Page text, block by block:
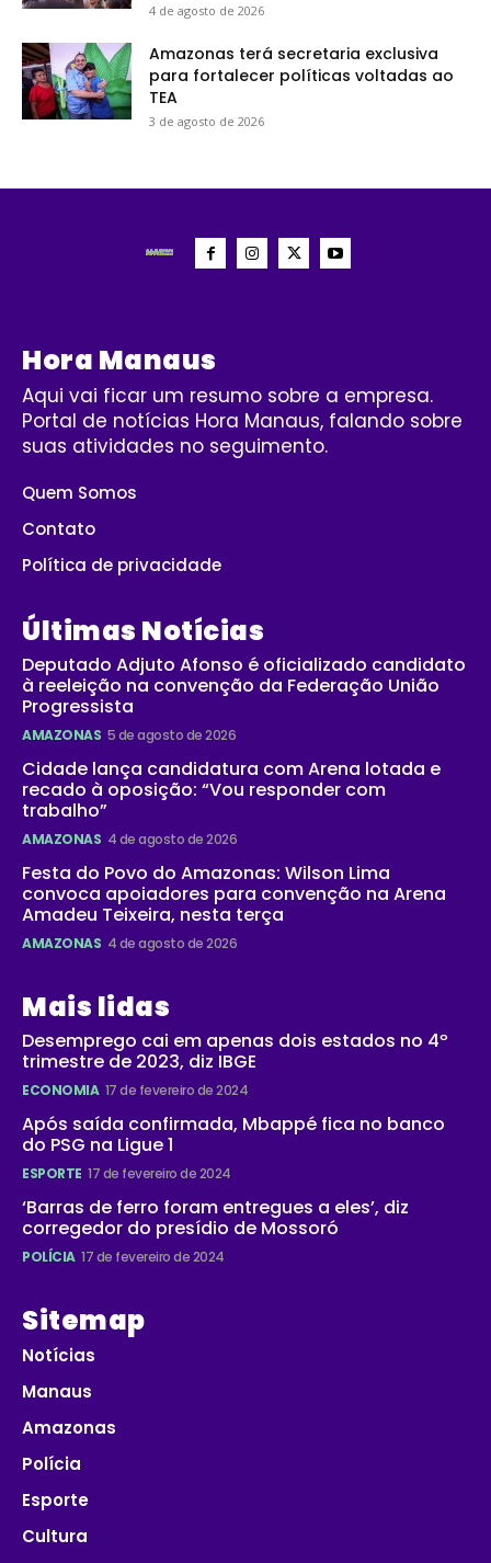
4 de agosto de 2026
Amazonas terá secretaria exclusiva
para fortalecer políticas voltadas ao
TEA
3 de agosto de 2026
Hora Manaus
Aqui vai ficar um resumo sobre a empresa.
Portal de notícias Hora Manaus, falando sobre
suas atividades no seguimento.
Quem Somos
Contato
Política de privacidade
Últimas Notícias
Deputado Adjuto Afonso é oficializado candidato
à reeleição na convenção da Federação União
Progressista
AMAZONAS 5 de agosto de 2026
Cidade lança candidatura com Arena lotada e
recado à oposição: “Vou responder com
trabalho”
AMAZONAS 4 de agosto de 2026
Festa do Povo do Amazonas: Wilson Lima
convoca apoiadores para convenção na Arena
Amadeu Teixeira, nesta terça
AMAZONAS 4 de agosto de 2026
Mais lidas
Desemprego cai em apenas dois estados no 4º
trimestre de 2023, diz IBGE
ECONOMIA 17 de fevereiro de 2024
Após saída confirmada, Mbappé fica no banco
do PSG na Ligue 1
ESPORTE 17 de fevereiro de 2024
‘Barras de ferro foram entregues a eles’, diz
corregedor do presídio de Mossoró
POLÍCIA 17 de fevereiro de 2024
Sitemap
Notícias
Manaus
Amazonas
Polícia
Esporte
Cultura